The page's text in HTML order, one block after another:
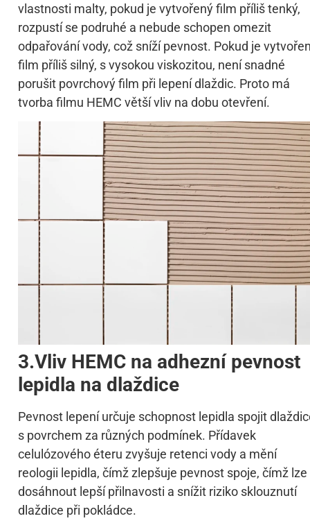
vlastnosti malty, pokud je vytvořený film příliš tenký,
rozpustí se podruhé a nebude schopen omezit
odpařování vody, což sníží pevnost. Pokud je
film příliš silný, s vysokou viskozitou, není snadné
porušit povrchový film při lepení dlaždic. Proto má
tvorba filmu HEMC větší vliv na dobu otevření.
3.Vliv HEMC na adhezní pevnost
lepidla na dlaždice
Pevnost lepení určuje schopnost lepidla spojit
s povrchem za různých podmínek. Přídavek
celulózového éteru zvyšuje retenci vody a mění
reologii lepidla, čímž zlepšuje pevnost spoje, čímž lze
dosáhnout lepší přilnavosti a snížit riziko sklouznutí
dlaždice při pokládce.